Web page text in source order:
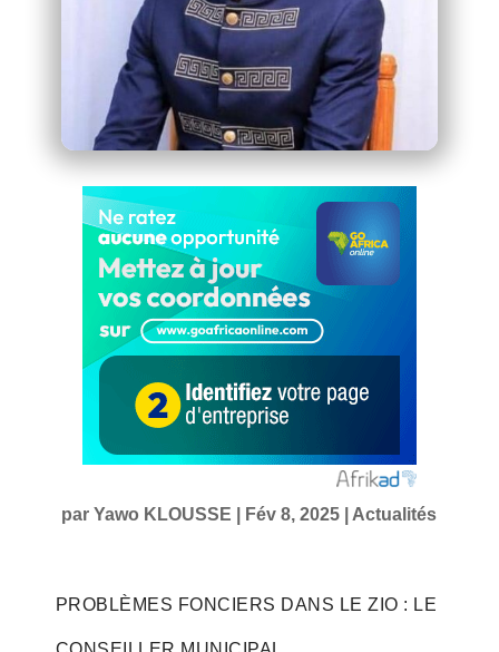
parYawo KLOUSSE Fév 8, 2025 Actualités
PROBLÈMES FONCIERS DANS LE ZIO : LE